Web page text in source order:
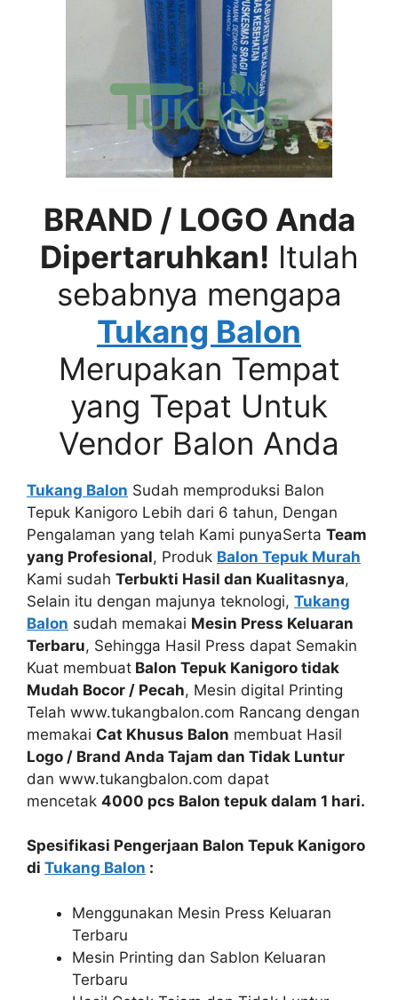
BRAND / LOGO Anda
Dipertaruhkan! Itulah
sebabnya mengapa
Tukang Balon
Merupakan Tempat
yang Tepat Untuk
Vendor Balon Anda
Tukang Balon Sudah memproduksi Balon
Tepuk Kanigoro Lebih dari 6 tahun, Dengan
Pengalaman yang telah Kami punyaSerta Team
yang Profesional, Produk Balon Tepuk Murah
Kami sudah Terbukti Hasil dan Kualitasnya,
Selain itu dengan majunya teknologi, Tukang
Balon sudah memakai Mesin Press Keluaran
Terbaru, Sehingga Hasil Press dapat Semakin
Kuat membuat Balon Tepuk Kanigoro tidak
Mudah Bocor / Pecah, Mesin digital Printing
Telah www.tukangbalon.com Rancang dengan
memakai Cat Khusus Balon membuat Hasil
Logo / Brand Anda Tajam dan Tidak Luntur
dan www.tukangbalon.com dapat
mencetak 4000 pcs Balon tepuk dalam 1 hari.
Spesifikasi Pengerjaan Balon Tepuk Kanigoro
di Tukang Balon :
Menggunakan Mesin Press Keluaran
Terbaru
Mesin Printing dan Sablon Keluaran
Terbaru